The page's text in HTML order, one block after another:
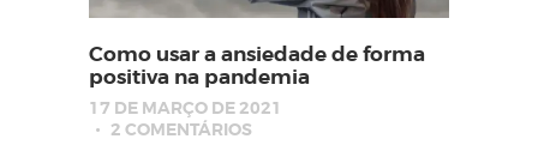
Como usar a ansiedade de forma
positiva na pandemia
17 DE MARÇO DE 2021
2 COMENTÁRIOS